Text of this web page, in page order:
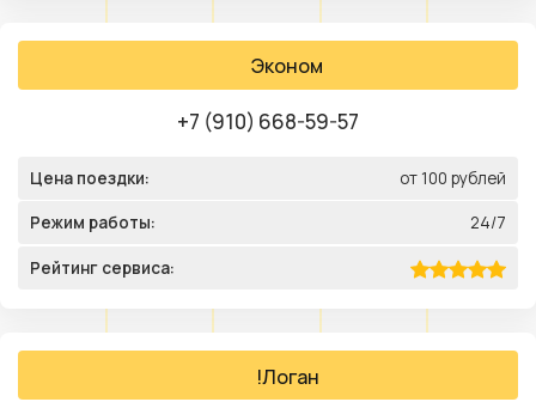
Эконом
+7 (910) 668-59-57
Цена поездки: от 100 рублей
Режим работы: 24/7
Рейтинг сервиса:
!Логан